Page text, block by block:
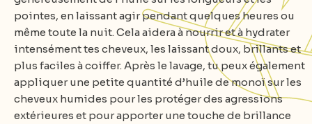
pointes, en laissant agir pendant quelques heures ou
même toute la nuit. Cela aidera à nourrir et à hydrater
intensément tes cheveux, les laissant doux, brillants et
plus faciles à coiffer. Après le lavage, tu peux également
appliquer une petite quantité d’huile de monoï sur les
cheveux humides pour les protéger des agressions
extérieures et pour apporter une touche de brillance